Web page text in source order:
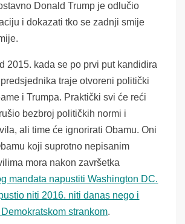
Donald Trump je odlučio
i dokazati tko se zadnji smije
2015. kada se po prvi put kandidira
traje otvoreni politički
i Trumpa. Praktički svi će reći
bezbroj političkih normi i
ali time će ignorirati Obamu. Oni
koji suprotno nepisanim
mora nakon završetka
mandata napustiti Washington DC.
niti 2016. niti danas nego i
strankom.